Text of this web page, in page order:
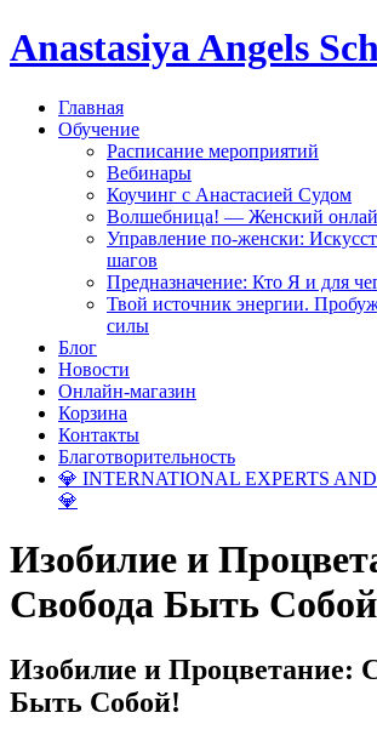
Anastasiya Angels
Главная
Обучение
Расписание мероприятий
Вебинары
Коучинг с Анастасией Судом
Волшебница! — Женский
Управление по-женски:
шагов
Предназначение: Кто Я и для
Твой источник энергии.
силы
Блог
Новости
Онлайн-магазин
Корзина
Контакты
Благотворительность
💎 INTERNATIONAL EXPERTS
💎
Изобилие и
Свобода Быть
Изобилие и Процветание:
Быть Собой!